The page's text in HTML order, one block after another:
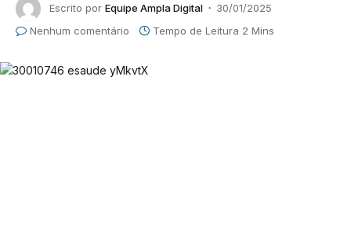
Escrito por Equipe Ampla Digital
30/01/2025
Nenhum comentário
Tempo de Leitura 2 Mins